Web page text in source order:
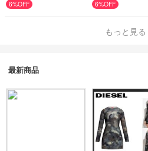
6%OFF 6%OFF
もっと見る
最新商品